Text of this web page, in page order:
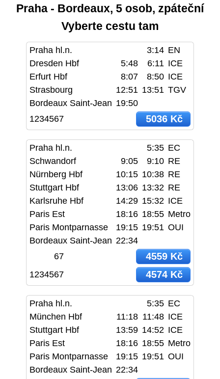
Praha - Bordeaux, 5 osob, zpáteční
Vyberte cestu tam
Praha hl.n. 3:14 EN
Dresden Hbf
5:48 6:11 ICE
Erfurt Hbf
8:07 8:50 ICE
Strasbourg
12:51 13:51 TGV
Bordeaux Saint-Jean 19:50
1234567
5036 Kč
Praha hl.n. 5:35 EC
Schwandorf
9:05 9:10 RE
Nürnberg Hbf
10:15 10:38 RE
Stuttgart Hbf
13:06 13:32 RE
Karlsruhe Hbf
14:29 15:32 ICE
Paris Est
18:16 18:55 Metro
Paris Montparnasse
19:15 19:51 OUI
Bordeaux Saint-Jean 22:34
67
4559 Kč
1234567 4574 Kč
Praha hl.n. 5:35 EC
München Hbf
11:18 11:48 ICE
Stuttgart Hbf
13:59 14:52 ICE
Paris Est
18:16 18:55 Metro
Paris Montparnasse
19:15 19:51 OUI
Bordeaux Saint-Jean 22:34